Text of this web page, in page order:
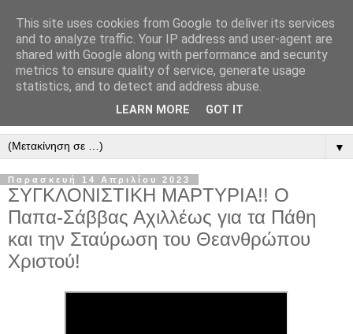
" Εξομολογεῖσθε τῶ Κυρίῳ
"
ὃτι ἀγαθός, ὃτι εἰς τόν αἰῶνα τό ἔλεος αὐτοῦ. Αλληλούϊα.
▼
Παρασκευή 14 Απριλίου 2023
ΣΥΓΚΛΟΝΙΣΤΙΚΗ ΜΑΡΤΥΡΙΑ!! Ο
Παπα-Σάββας Αχιλλέως για τα Πάθη
και την Σταύρωση του Θεανθρώπου
Χριστού!
This site uses cookies from Google to deliver its services
and to analyze traffic. Your IP address and user-agent are
shared with Google along with performance and security
metrics to ensure quality of service, generate usage
statistics, and to detect and address abuse.
LEARN MORE GOT IT